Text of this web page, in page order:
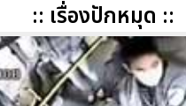
:: เรื่องปักหมุด ::